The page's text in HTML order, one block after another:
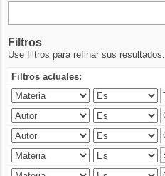
Filtros
Use filtros para refinar sus resultados.
Filtros actuales: